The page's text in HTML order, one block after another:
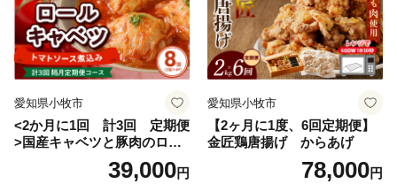
愛知県小牧市
<2か月に1回 計3回 定期便
>国産キャベツと豚肉のロー
ルキャベツ（4P入り）
39,000円
愛知県小牧市
【2ヶ月に1度、6回定期便】
金匠鶏唐揚げ からあげ
78,000円